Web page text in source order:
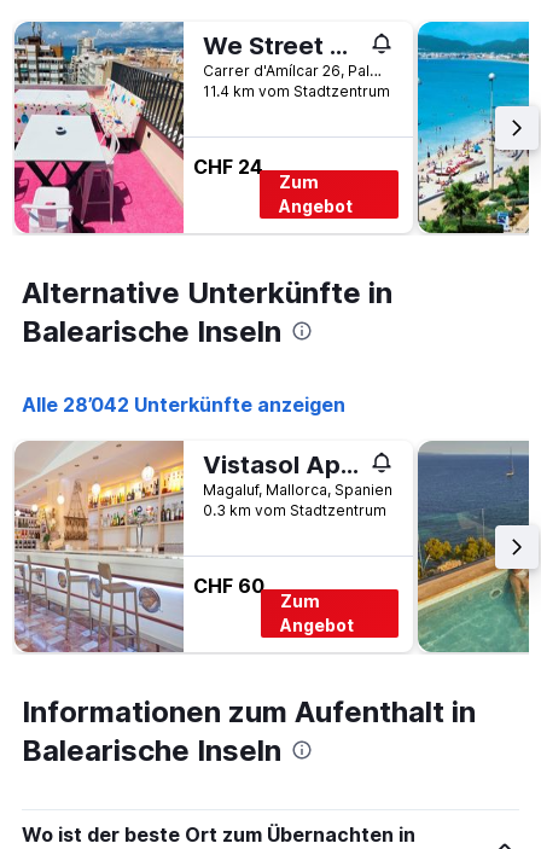
We Street Hostel - Albergue Juvenil
Carrer d'Amílcar 26, Palma de Mallorca, Mallorca, Spanien
11.4 km vom Stadtzentrum
CHF 24
Zum
Angebot
Alternative Unterkünfte in
Balearische Inseln
Alle 28’042 Unterkünfte anzeigen
Vistasol Apartments
Magaluf, Mallorca, Spanien
0.3 km vom Stadtzentrum
CHF 60
Zum
Angebot
Informationen zum Aufenthalt in
Balearische Inseln
Wo ist der beste Ort zum Übernachten in